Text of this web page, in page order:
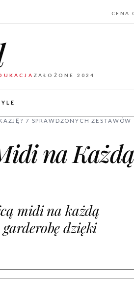
CENA
ZAŁOŻONE 2024
7 SPRAWDZONYCH ZESTAWÓW
na
midi na każdą
dzięki